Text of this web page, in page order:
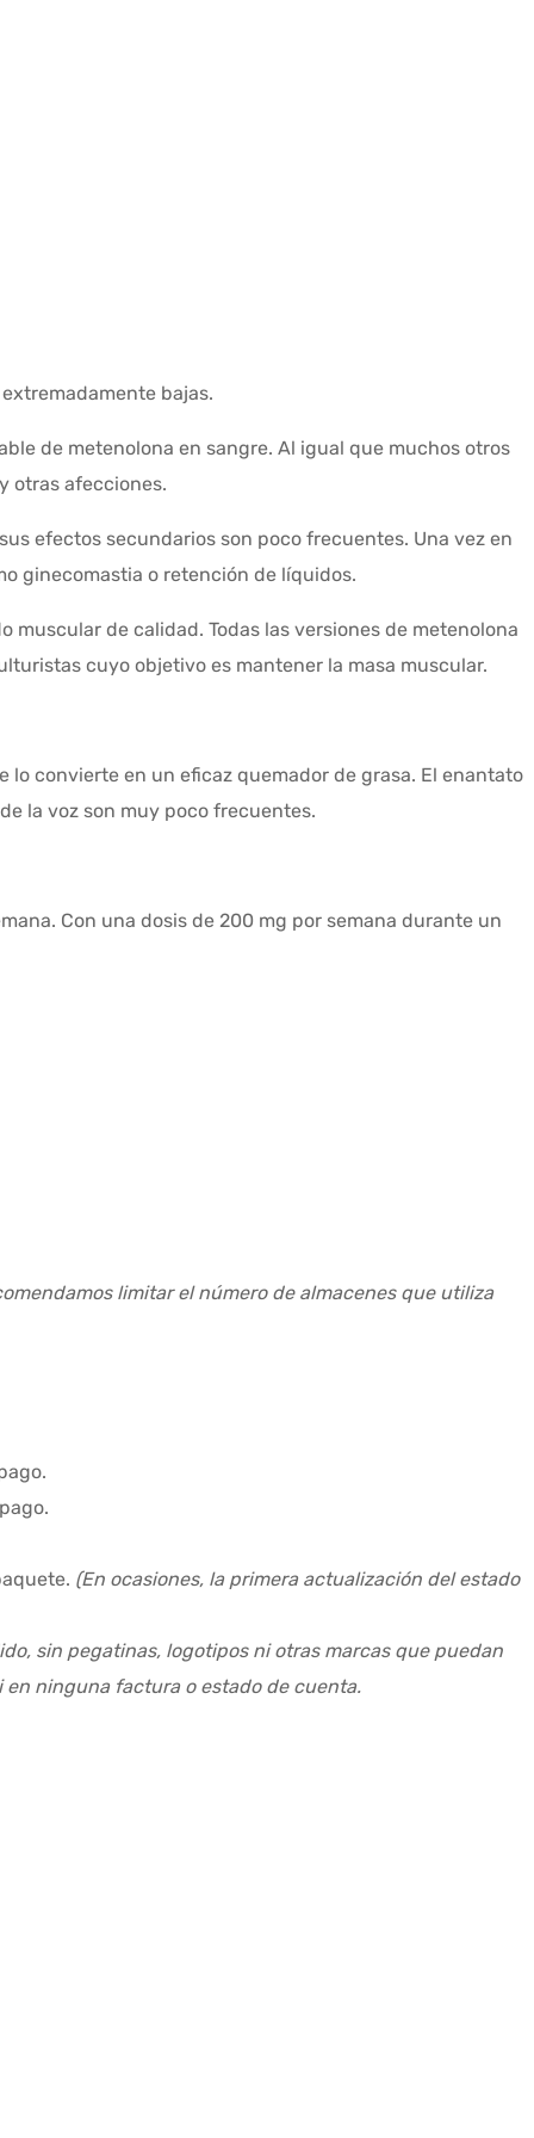
bajas.
de metenolona en sangre. Al igual que muchos otros
otras afecciones.
efectos secundarios son poco frecuentes. Una vez en
ginecomastia o retención de líquidos.
de calidad. Todas las versiones de metenolona
cuyo objetivo es mantener la masa muscular.
lo convierte en un eficaz quemador de grasa. El enantato
la voz son muy poco frecuentes.
Con una dosis de 200 mg por semana durante un
limitar el número de almacenes que utiliza
(En ocasiones, la primera actualización del estado
sin pegatinas, logotipos ni otras marcas que puedan
ninguna factura o estado de cuenta.